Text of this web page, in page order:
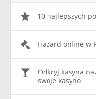
10 najlepszych
Hazard online w
Odkryj kasyna
swoje kasyno